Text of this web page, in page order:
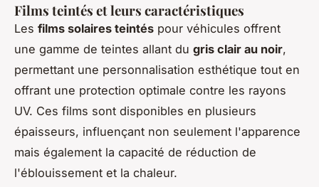
Films teintés et leurs caractéristiques
Les films solaires teintés pour véhicules offrent
une gamme de teintes allant du gris clair au noir,
permettant une personnalisation esthétique tout en
offrant une protection optimale contre les rayons
UV. Ces films sont disponibles en plusieurs
épaisseurs, influençant non seulement l'apparence
mais également la capacité de réduction de
l'éblouissement et la chaleur.